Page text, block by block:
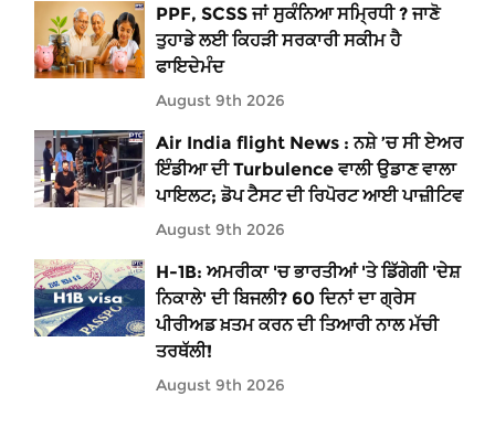
PPF, SCSS ਜਾਂ ਸੁਕੰਨਿਆ ਸਮ੍ਰਿਧੀ ? ਜਾਣੋ
ਤੁਹਾਡੇ ਲਈ ਕਿਹੜੀ ਸਰਕਾਰੀ ਸਕੀਮ ਹੈ
ਫਾਇਦੇਮੰਦ
August 9th 2026
Air India flight News : ਨਸ਼ੇ ’ਚ ਸੀ ਏਅਰ
ਇੰਡੀਆ ਦੀ Turbulence ਵਾਲੀ ਉਡਾਣ ਵਾਲਾ
ਪਾਇਲਟ; ਡੋਪ ਟੈਸਟ ਦੀ ਰਿਪੋਰਟ ਆਈ ਪਾਜ਼ੀਟਿਵ
August 9th 2026
H-1B: ਅਮਰੀਕਾ 'ਚ ਭਾਰਤੀਆਂ 'ਤੇ ਡਿੱਗੇਗੀ 'ਦੇਸ਼
ਨਿਕਾਲੇ' ਦੀ ਬਿਜਲੀ? 60 ਦਿਨਾਂ ਦਾ ਗ੍ਰੇਸ
ਪੀਰੀਅਡ ਖ਼ਤਮ ਕਰਨ ਦੀ ਤਿਆਰੀ ਨਾਲ ਮੱਚੀ
ਤਰਥੱਲੀ!
August 9th 2026